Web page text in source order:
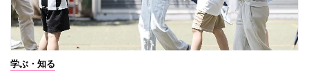
学ぶ・知る